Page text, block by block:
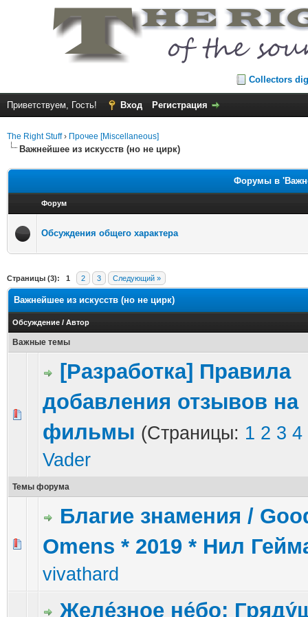
Collectors
Приветствуем, Гость! Вход Регистрация
The Right Stuff› Прочее [Miscellaneous]
Важнейшее из искусств (но не цирк)
Форумы в
Форум
Обсуждения общего характера
Страницы (3): 1 2 3 Следующий »
Важнейшее из искусств (но не цирк)
Обсуждение / Автор
Важные темы
[Разработка] Правила
добавления отзывов на
фильмы (Страницы: 1 2 3 4
Vader
0 голос(ов) - 0 из 5 в среднем
Темы форума
Благие знамения /
Omens * 2019 * Нил
vivathard
1 голос(ов) - 5 из 5 в среднем
12 345
Желе́зное не́бо: